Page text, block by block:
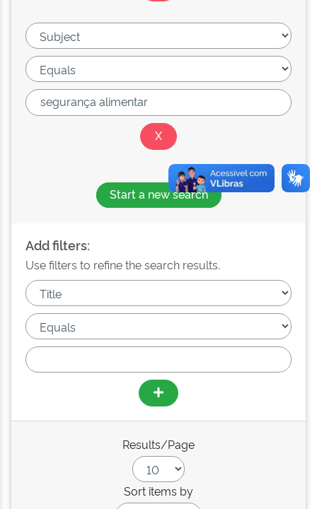
Start a new search
Add filters:
Use filters to refine the search results.
Results/Page
Sort items by